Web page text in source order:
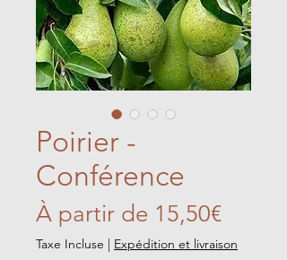
Poirier -
Conférence
À partir de 15,50€Prix
Taxe Incluse Expédition et livraison